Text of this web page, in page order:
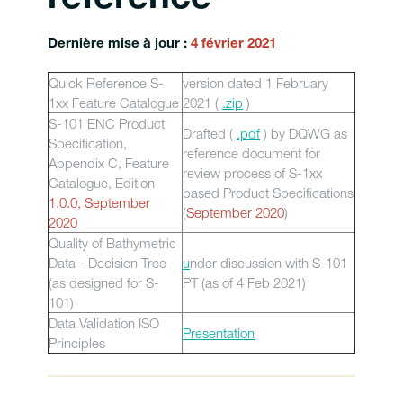
Dernière mise à jour : 4 février 2021
Quick Reference S-
1xx Feature Catalogue
version dated 1 February
2021 ( .zip )
S-101 ENC Product
Specification,
Appendix C, Feature
Catalogue, Edition
1.0.0, September
2020
Drafted ( .pdf ) by DQWG as
reference document for
review process of S-1xx
based Product Specifications
(September 2020)
Quality of Bathymetric
Data - Decision Tree
(as designed for S-
101)
under discussion with S-101
PT (as of 4 Feb 2021)
Data Validation ISO
Principles
Presentation